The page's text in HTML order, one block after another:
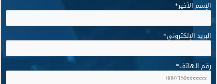
الإسم الأخير*
البريد الإلكتروني*
رقم الهاتف*